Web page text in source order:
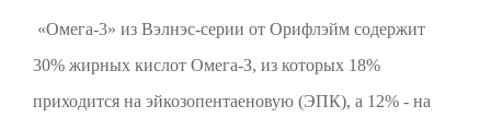
«Омега-3» из Вэлнэс-серии от Орифлэйм содержит
30% жирных кислот Омега-З, из которых 18%
приходится на эйкозопентаеновую (ЭПК), а 12% - на